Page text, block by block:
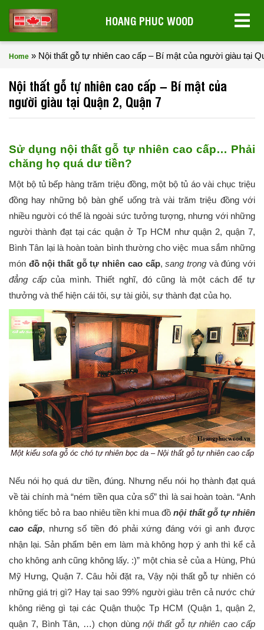
HOANG PHUC WOOD
Home » Nội thất gỗ tự nhiên cao cấp – Bí mật của người giàu tại
Nội thất gỗ tự nhiên cao cấp – Bí mật của
người giàu tại Quận 2, Quận 7
Sử dụng nội thất gỗ tự nhiên cao cấp… Phải
chăng họ quá dư tiền?
Một bộ tủ bếp hàng trăm triệu đồng, một bộ tủ áo vài chục triệu
đồng hay những bộ bàn ghế uống trà vài trăm triệu đồng với
nhiều người có thể là ngoài sức tưởng tượng, nhưng với những
người thành đạt tại các quận ở Tp HCM như quận 2, quận 7,
Bình Tân lại là hoàn toàn bình thường cho việc mua sắm những
món đồ nội thất gỗ tự nhiên cao cấp,sang trọngvà đúng với
đẳng cấpcủa mình. Thiết nghĩ, đó cũng là một cách để tự
thưởng và thể hiện cái tôi, sự tài giỏi, sự thành đạt của họ.
Một kiểu sofa gỗ óc chó tự nhiên bọc da – Nội thất gỗ tự nhiên cao cấp
Nếu nói họ quá dư tiền, đúng. Nhưng nếu nói họ thành đạt quá
về tài chính mà “ném tiền qua cửa sổ” thì là sai hoàn toàn. “Anh
không tiếc bỏ ra bao nhiêu tiền khi mua đồnội thất gỗ tự nhiên
cao cấp, nhưng số tiền đó phải xứng đáng với gì anh được
nhận lại. Sản phẩm bên em làm mà không hợp ý anh thì kể cả
cho không anh cũng không lấy. :)” một chia sẻ của a Hùng, Phú
Mỹ Hưng, Quận 7. Câu hỏi đặt ra, Vậy nội thất gỗ tự nhiên có
những giá trị gì? Hay tại sao 99% người giàu trên cả nước chứ
không riêng gì tại các Quận thuộc Tp HCM (Quận 1, quận 2,
quận 7, Bình Tân, …) chọn dùngnội thất gỗ tự nhiên cao cấp